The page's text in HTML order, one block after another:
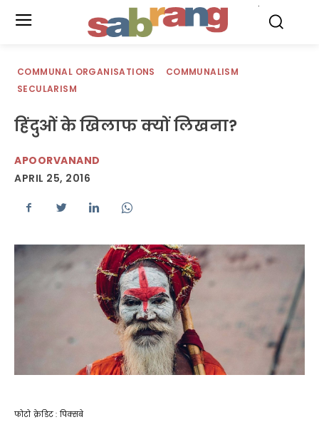
COMMUNAL ORGANISATIONS
COMMUNALISM
SECULARISM
हिंदुओं के खिलाफ क्यों लिखना?
APOORVANAND
APRIL 25, 2016
फोटो क्रेडिट : पिक्सबे